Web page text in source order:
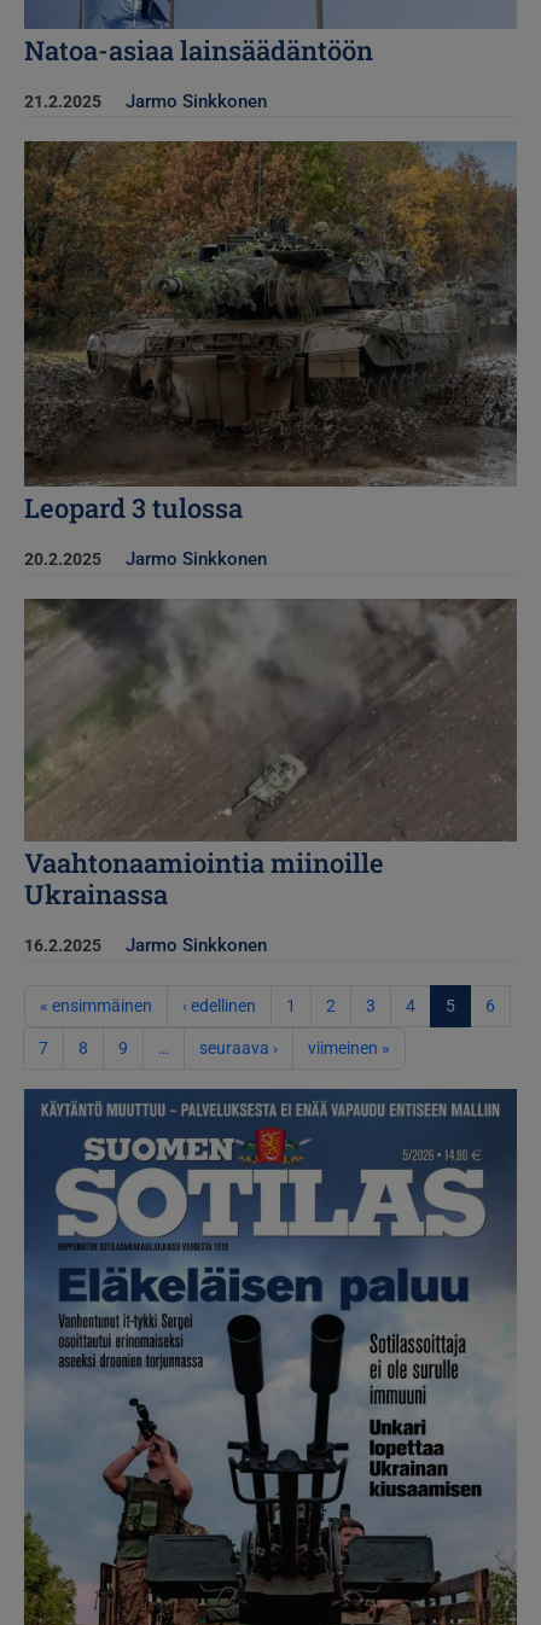
Natoa-asiaa lainsäädäntöön
21.2.2025 Jarmo Sinkkonen
Kuva
Leopard 3 tulossa
20.2.2025 Jarmo Sinkkonen
Kuva
Vaahtonaamiointia miinoille
Ukrainassa
16.2.2025 Jarmo Sinkkonen
Sivutus
« ensimmäinen Ensimmäinen sivu
‹ edellinen Edellinen sivu
1 2 3 4 5 6
7 8 9 … seuraava ›Seuraava sivu
viimeinen »